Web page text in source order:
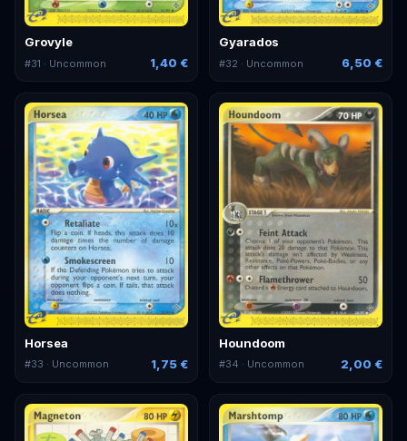
Grovyle
#31 · Uncommon 1,40 €
Gyarados
#32 · Uncommon 6,50 €
Horsea
#33 · Uncommon 1,75 €
Houndoom
#34 · Uncommon 2,00 €